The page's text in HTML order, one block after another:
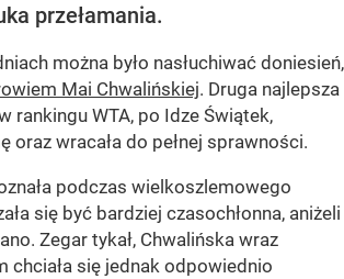
przełamania.
można było nasłuchiwać doniesień,
Mai Chwalińskiej. Druga najlepsza
rankingu WTA, po Idze Świątek,
oraz wracała do pełnej sprawności.
podczas wielkoszlemowego
się być bardziej czasochłonna, aniżeli
Zegar tykał, Chwalińska wraz
chciała się jednak odpowiednio